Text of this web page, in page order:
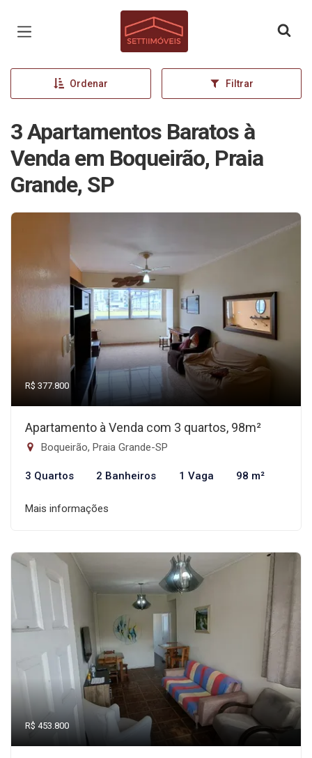
Página inicial
Ordenar Filtrar
3 Apartamentos Baratos à
Venda em Boqueirão, Praia
Grande, SP
R$ 377.800
Apartamento à Venda com 3 quartos, 98m²
Boqueirão, Praia Grande-SP
3 Quartos 2 Banheiros 1 Vaga 98 m²
Mais informações
R$ 453.800